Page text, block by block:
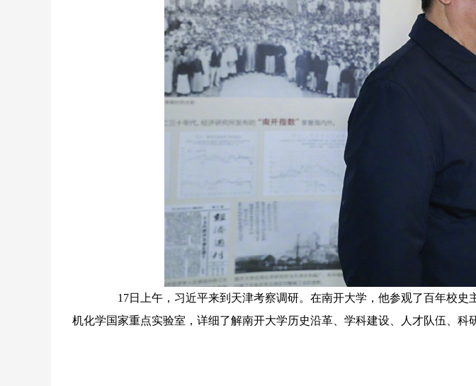
17日上午，习近平来到天津考察调研。在南开大学，他参观了百年校史
机化学国家重点实验室，详细了解南开大学历史沿革、学科建设、人才队伍、科